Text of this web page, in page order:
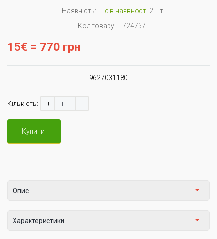
Наявність: є в наявності 2 шт
Код товару:
724767
15€ = 770 грн
9627031180
Кількість: + -
Купити
Опис
Характеристики